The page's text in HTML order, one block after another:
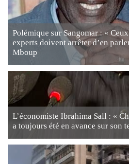
Polémique sur Sangomar : «
experts doivent arrêter d’en
Mboup
L’économiste Ibrahima Sall : «
a toujours été en avance sur son